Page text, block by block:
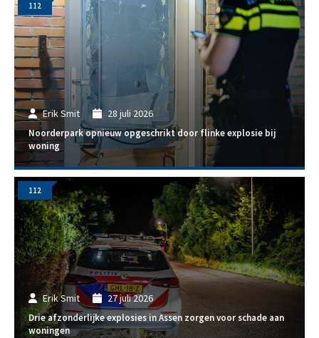
Erik Smit 28 juli 2026
Noorderpark opnieuw opgeschrikt door flinke explosie bij
woning
112
Erik Smit 27 juli 2026
Drie afzonderlijke explosies in Assen zorgen voor schade aan
woningen
112